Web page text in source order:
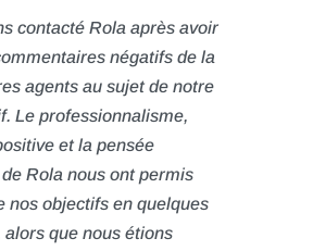
contacté Rola après avoir
négatifs de la
agents au sujet de notre
Le professionnalisme,
et la pensée
Rola nous ont permis
nos objectifs en quelques
alors que nous étions